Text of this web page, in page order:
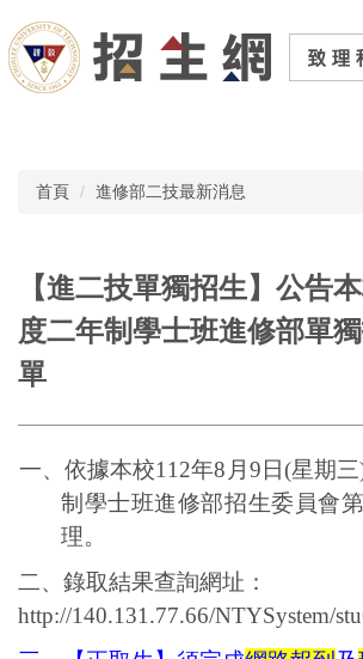
到
主
要
首頁 進修部二技最新消息
【進二技單獨招生】公告
度二年制學士班進修部單
單
一、依據本校112年8 月9日(星期三
制學士班進修部招生委員會第
理。
二、錄取結果查詢網址：
http://140.131.77.66/NTYSystem/